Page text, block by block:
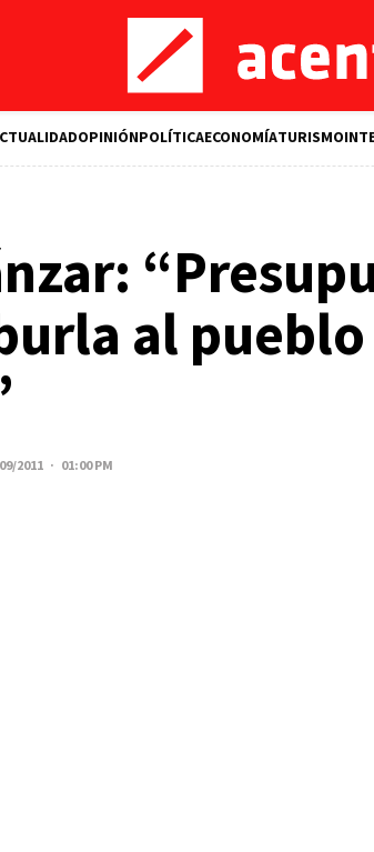
OPINIÓNPOLÍTICAECONOMÍATURISMO
al pueblo
2011 · 01:00 PM